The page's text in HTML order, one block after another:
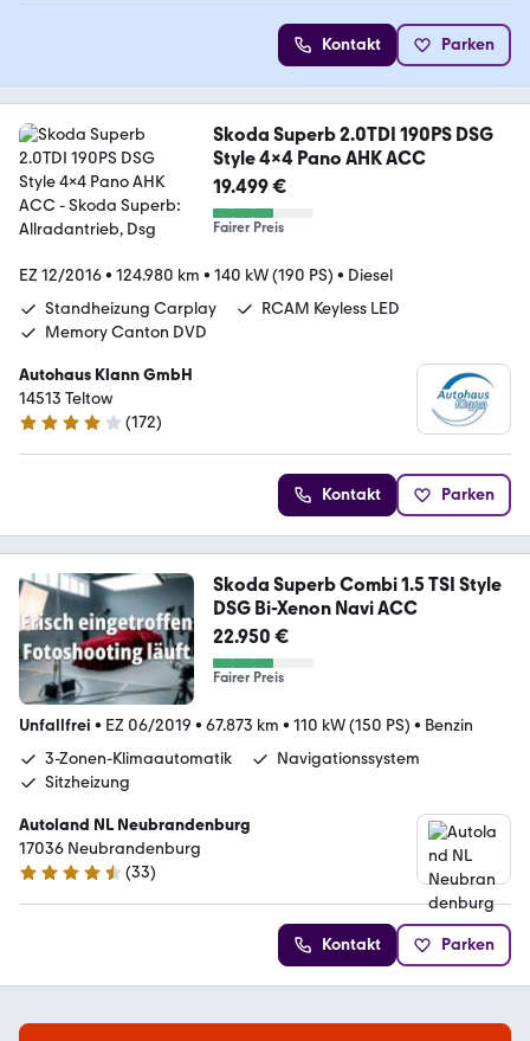
Kontakt Parken
Skoda Superb 2.0TDI 190PS DSG
Style 4x4 Pano AHK ACC
19.499 €
Fairer Preis
EZ 12/2016• 124.980 km • 140 kW (190 PS) • Diesel
Standheizung Carplay
RCAM Keyless LED
Memory Canton DVD
Autohaus Klann GmbH
14513 Teltow
4 Sterne
(172)
Kontakt Parken
Skoda Superb Combi 1.5 TSI Style
DSG Bi-Xenon Navi ACC
22.950 €
Fairer Preis
Unfallfrei • EZ 06/2019 • 67.873 km • 110 kW (150 PS) • Benzin
3-Zonen-Klimaautomatik
Navigationssystem
Sitzheizung
Autoland NL Neubrandenburg
17036 Neubrandenburg
4.6 Sterne
(33)
Kontakt Parken